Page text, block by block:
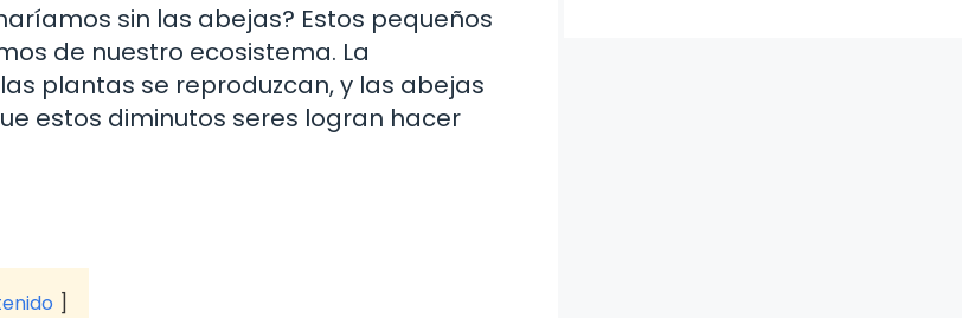
sin las abejas? Estos pequeños
de nuestro ecosistema. La
plantas se reproduzcan, y las abejas
estos diminutos seres logran hacer